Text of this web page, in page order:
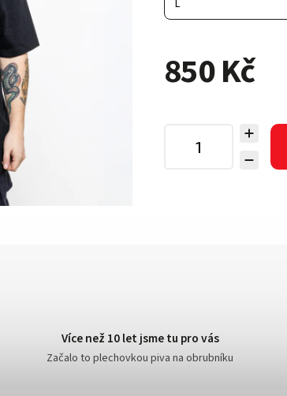
850 Kč
Více než 10 let jsme tu pro vás
Začalo to plechovkou piva na obrubníku